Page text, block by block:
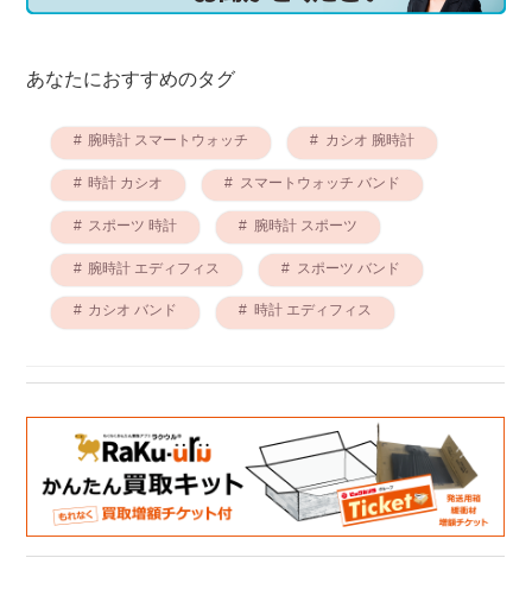
あなたにおすすめのタグ
腕時計 スマートウォッチ カシオ 腕時計
時計 カシオ スマートウォッチ バンド
スポーツ 時計 腕時計 スポーツ
腕時計 エディフィス スポーツ バンド
カシオ バンド 時計 エディフィス